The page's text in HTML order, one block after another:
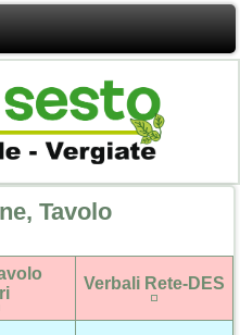
Tavolo
Verbali Rete-DES